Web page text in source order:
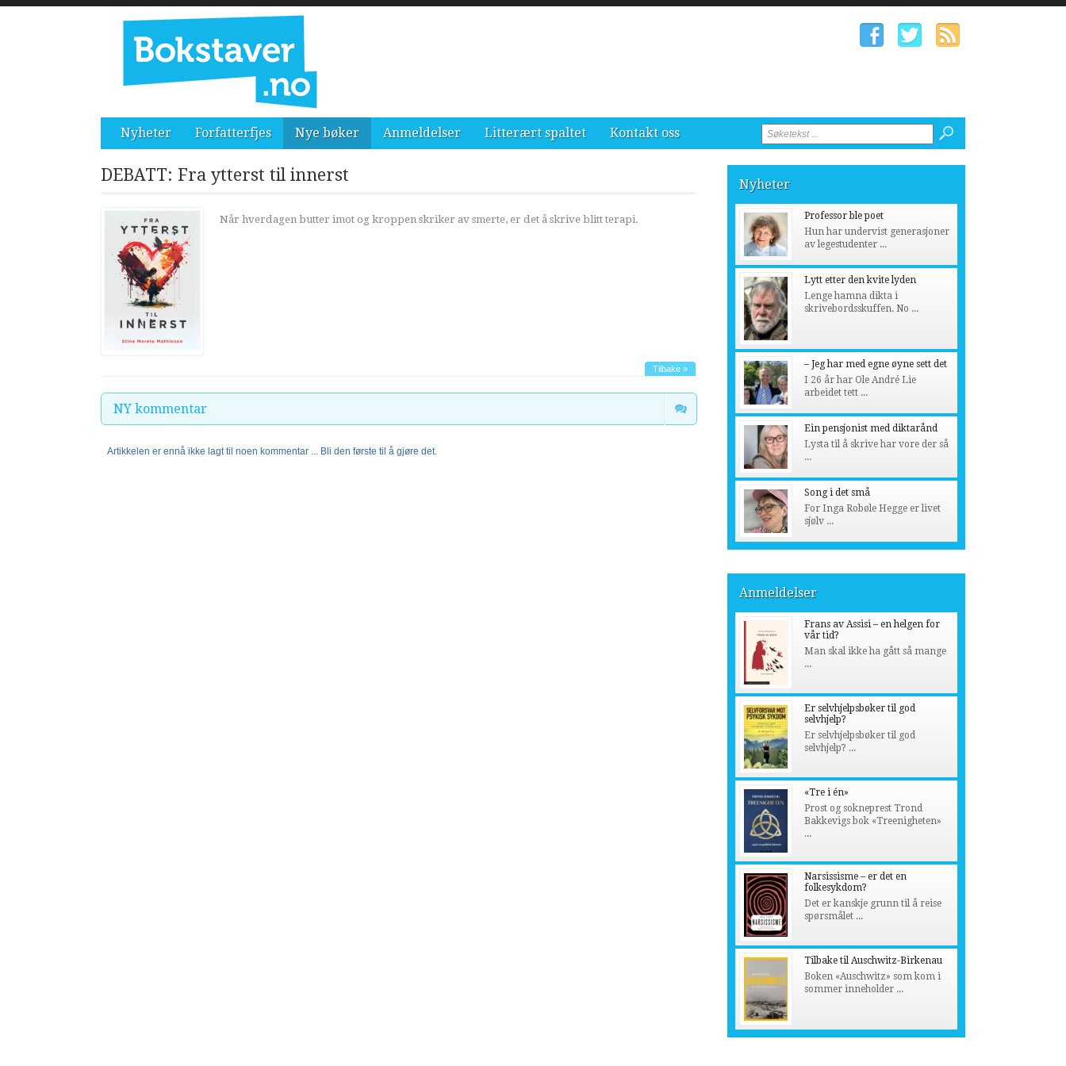
Nyheter Forfatterfjes Nye bøker Anmeldelser Litterært spaltet Kontakt oss
DEBATT: Fra ytterst til innerst
Når hverdagen butter imot og kroppen skriker av smerte, er det å skrive blitt terapi.
Tilbake »
NY kommentar
Artikkelen er ennå ikke lagt til noen kommentar ... Bli den første til å gjøre det.
Nyheter
Professor ble poet
Hun har undervist generasjoner
av legestudenter ...
Lytt etter den kvite lyden
Lenge hamna dikta i
skrivebordsskuffen. No ...
– Jeg har med egne øyne sett det
I 26 år har Ole André Lie
arbeidet tett ...
Ein pensjonist med diktarånd
Lysta til å skrive har vore der så
...
Song i det små
For Inga Robøle Hegge er livet
sjølv ...
Anmeldelser
Frans av Assisi – en helgen for
vår tid?
Man skal ikke ha gått så mange
...
Er selvhjelpsbøker til god
selvhjelp?
Er selvhjelpsbøker til god
selvhjelp? ...
«Tre i én»
Prost og sokneprest Trond
Bakkevigs bok «Treenigheten»
...
Narsissisme – er det en
folkesykdom?
Det er kanskje grunn til å reise
spørsmålet ...
Tilbake til Auschwitz-Birkenau
Boken «Auschwitz» som kom i
sommer inneholder ...